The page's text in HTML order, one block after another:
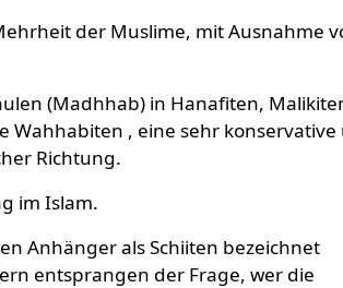
der Muslime, mit Ausnahme
(Madhhab) in Hanafiten,
Wahhabiten , eine sehr konservative
Richtung.
im Islam.
Anhänger als Schiiten bezeichnet
entsprangen der Frage, wer die